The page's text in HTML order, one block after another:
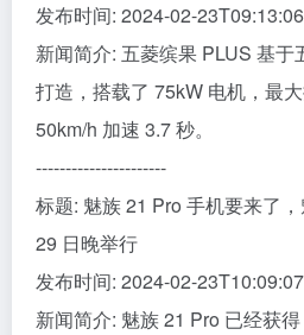
发布时间: 2024-02-
新闻简介: 五菱缤果 PLUS 基
打造，搭载了 75kW 电机，最
50km/h 加速 3.7 秒。
----------------------
标题: 魅族 21 Pro 手机要来了
29 日晚举行
发布时间: 2024-02-
新闻简介: 魅族 21 Pro 已经获